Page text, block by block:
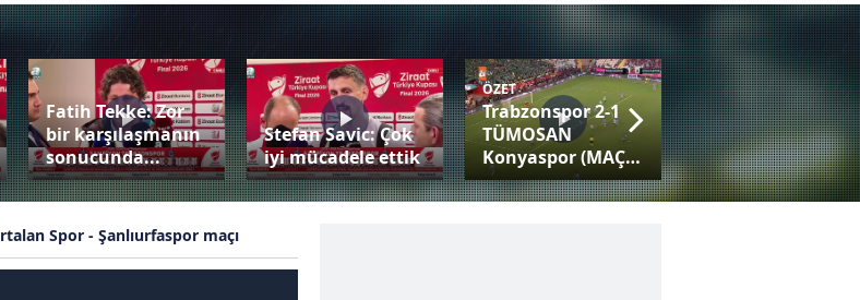
Fatih Tekke: Zor
bir karşılaşmanın
sonucunda...
Stefan Savic: Çok
iyi mücadele ettik
ÖZET
Trabzonspor 2-1
TÜMOSAN
Konyaspor (MAÇ
SONUCU-ÖZET)
Fatih Tekke:
Trabzonspor gibi
bir camiayla her
kupaya adaysınız!
Spor - Şanlıurfaspor maçı